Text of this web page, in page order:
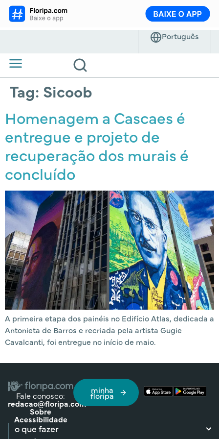
Tag: Sicoob
Homenagem a Cascaes é
entregue e projeto de
recuperação dos murais é
concluído
A primeira etapa dos painéis no Edifício Atlas, dedicada a
Antonieta de Barros e recriada pela artista Gugie
Cavalcanti, foi entregue no início de maio.
Fale conosco:
redacao@floripa.com
Sobre
Acessibilidade
minha
floripa
o que fazer